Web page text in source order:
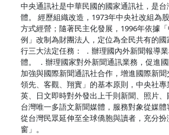
中央通訊社是中華民國的國家通訊社，是
體。 經歷組織改造，1973年中央社改組為
方式經營；隨著民主化發展，1996年依據
例」改制為財團法人，定位為全民共有的
行三大法定任務： ．辦理國內外新聞報導
體。 ．辦理國家對外新聞通訊業務，促進
加強與國際新聞通訊社合作，增進國際新聞
領先、客觀、翔實」的基本原則，中央社專
英、日文即時對外發出上千則新聞、照片
台灣唯一多語文新聞媒體，服務對象從媒體
從台灣民眾延伸至全球僑胞與讀者，充分
窗」。